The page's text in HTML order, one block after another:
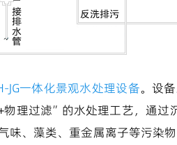
JG一体化景观水处理设备。设
理过滤”的水处理工艺，通过
、藻类、重金属离子等污染